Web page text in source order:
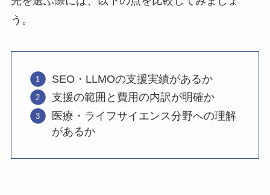
う。
SEO・LLMOの支援実績があるか
支援の範囲と費用の内訳が明確か
医療・ライフサイエンス分野への理解
があるか